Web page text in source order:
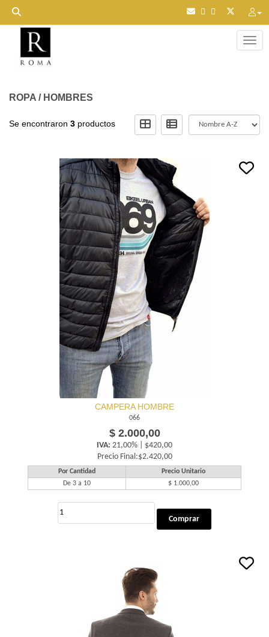
ROPA / HOMBRES
Se encontraron 3 productos
CAMPERA HOMBRE
066
$ 2.000,00
IVA: 21,00% | $420,00
Precio Final:$2.420,00
Por Cantidad
Precio Unitario
De 3 a 10
$ 1.000,00